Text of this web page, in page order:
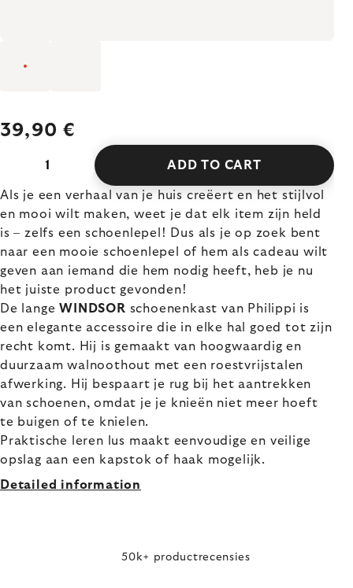
39,90 €
ADD TO CART
Als je een verhaal van je huis creëert en het stijlvol
en mooi wilt maken, weet je dat elk item zijn held
is – zelfs een schoenlepel! Dus als je op zoek bent
naar een mooie schoenlepel of hem als cadeau wilt
geven aan iemand die hem nodig heeft, heb je nu
het juiste product gevonden!
De langeWINDSOR schoenenkast van Philippi is
een elegante accessoire die in elke hal goed tot zijn
recht komt. Hij is gemaakt van hoogwaardig en
duurzaam walnoothout met een roestvrijstalen
afwerking. Hij bespaart je rug bij het aantrekken
van schoenen, omdat je je knieën niet meer hoeft
te buigen of te knielen.
Praktische leren lus maakt eenvoudige en veilige
opslag aan een kapstok of haak mogelijk.
Detailed information
50k+ productrecensies